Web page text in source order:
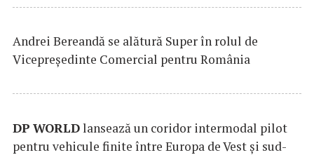
Andrei Bereandă se alătură Super în rolul de
Vicepreședinte Comercial pentru România
DP WORLDlansează un coridor intermodal pilot
pentru vehicule finite între Europa de Vest și sud-